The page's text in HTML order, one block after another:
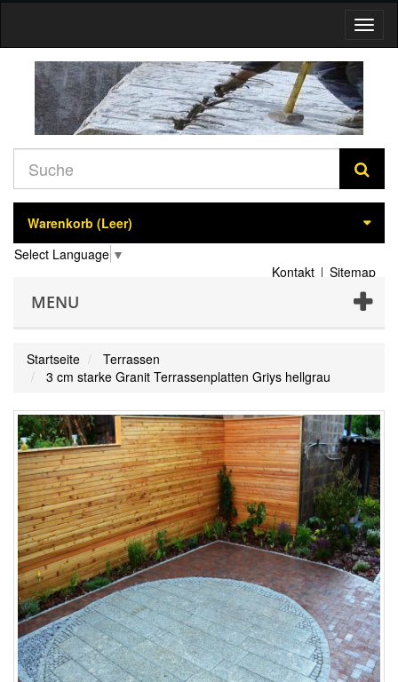
Warenkorb (Leer)
Select Language ▼
Kontakt
Sitemap
MENU
Startseite
Terrassen
3 cm starke Granit Terrassenplatten Griys hellgrau